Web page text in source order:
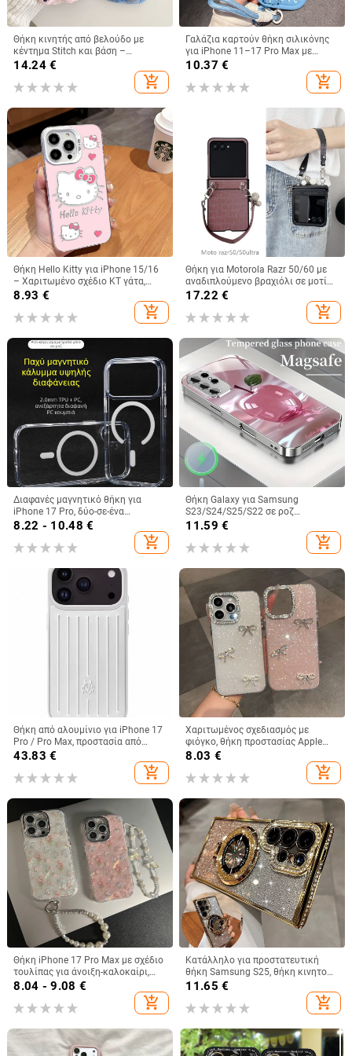
Θήκη κινητής από βελούδο με
κέντημα Stitch και βάση –
χειροποίητο καρτούν στυλ,
προστασία από πτώσεις, συμβατή
με iPhone 11–17 σειρές
14.24€
add_shopping_cart
Γαλάζια καρτούν θήκη σιλικόνης
για iPhone 11–17 Pro Max με
καμπύλες άκρες και προστασία
10.37 €
add_shopping_cart
Θήκη Hello Kitty για iPhone 15/16
– Χαριτωμένο σχέδιο KT γάτα,
λευκό ή μαύρο, Ανθεκτική σε
8.93 €
add_shopping_cart
Θήκη για Motorola Razr 50/60 με
αναδιπλούμενο βραχιόλι σε μοτίβο
κροκοδειλικού δέρματος
17.22 €
add_shopping_cart
Διαφανές μαγνητικό θήκη για
iPhone 17 Pro, δύο-σε-ένα
προστατευτικό κάλυμμα με
παχύτερο πλαίσιο και μεγάλο
άνοιγμα
8.22 - 10.48 €
add_shopping_cart
Θήκη Galaxy για Samsung
S23/S24/S25/S22 σε ροζ
παγωμένο κρύσταλλο με πλήρη
κάλυψη και μεταλλικό φινίρισμα
11.59 €
add_shopping_cart
Θήκη από αλουμίνιο για iPhone 17
Pro / Pro Max, προστασία από
πτώσεις, μαγνητικό κλείσιμο,
κατασκευή με έγχυση, δυνατότητα
προσαρμογής
43.83 €
add_shopping_cart
Χαριτωμένος σχεδιασμός με
φιόγκο, θήκη προστασίας Apple
iPhone 11–15 Pro Max, πλήρης
8.03 €
add_shopping_cart
Θήκη iPhone 17 Pro Max με σχέδιο
τουλίπας για άνοιξη-καλοκαίρι,
IMD πολυτελής αίσθηση, 14 μοτίβα
κελύφους, 15 ακριβείς οπές
8.04 - 9.08 €
add_shopping_cart
Κατάλληλο για προστατευτική
θήκη Samsung S25, θήκη κινητού
τηλεφώνου Edge Drill, S24,
διαφανής μαγνητική θήκη με
στρας, A56, αντιολισθητική
11.65 €
add_shopping_cart